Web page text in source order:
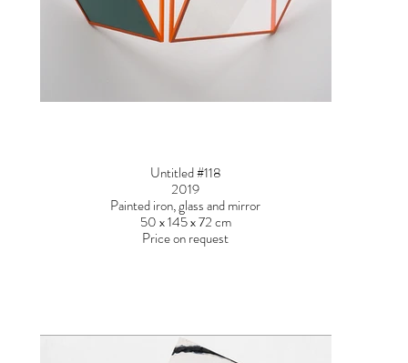
Untitled #118
2019
Painted iron, glass and mirror
50 x 145 x 72 cm
Price on request